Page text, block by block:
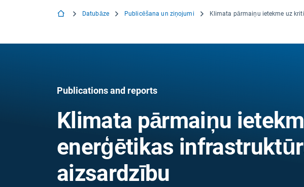
Datubāze Publicēšana un ziņojumi
Publications and reports
Klimata pārmaiņu
enerģētikas
aizsardzību